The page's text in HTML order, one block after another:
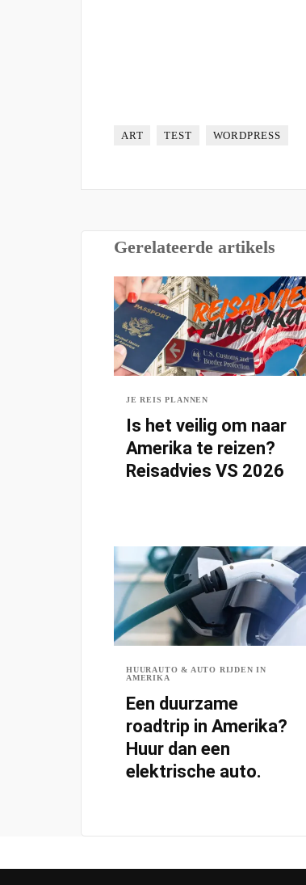
ART TEST WORDPRESS
Gerelateerde artikels
JE REIS PLANNEN
Is het veilig om naar
Amerika te reizen?
Reisadvies VS 2026
HUURAUTO & AUTO RIJDEN IN
AMERIKA
Een duurzame
roadtrip in Amerika?
Huur dan een
elektrische auto.